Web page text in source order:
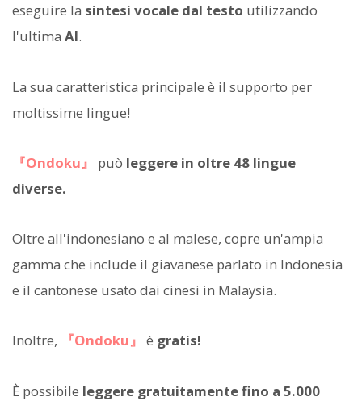
eseguire la sintesi vocale dal testo utilizzando
l'ultima AI.
La sua caratteristica principale è il supporto per
moltissime lingue!
『Ondoku』 può leggere in oltre 48 lingue
diverse.
Oltre all'indonesiano e al malese, copre un'ampia
gamma che include il giavanese parlato in Indonesia
e il cantonese usato dai cinesi in Malaysia.
Inoltre, 『Ondoku』 è gratis!
È possibile leggere gratuitamente fino a 5.000